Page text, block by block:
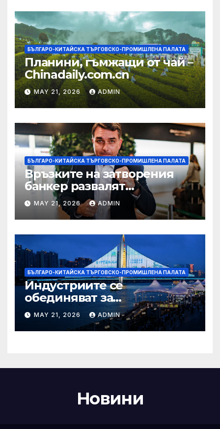
БЪЛГАРО-КИТАЙСКА ТЪРГОВСКО-ПРОМИШЛЕНА ПАЛАТА
Планини, гъмжащи от чай –
Chinadaily.com.cn
MAY 21, 2026 ADMIN
БЪЛГАРО-КИТАЙСКА ТЪРГОВСКО-ПРОМИШЛЕНА ПАЛАТА
Връзките на затворения
банкер развалят
надеждите на Флавио
Болсонаро за президент на
Бразилия
MAY 21, 2026 ADMIN
БЪЛГАРО-КИТАЙСКА ТЪРГОВСКО-ПРОМИШЛЕНА ПАЛАТА
Индустриите се
обединяват за
висококачествен растеж на
културния и
туристическия сектор
MAY 21, 2026 ADMIN
Новини